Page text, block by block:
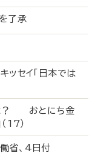
を了承
セイ「日本では
は？ おとにち金
17）
省、4日付